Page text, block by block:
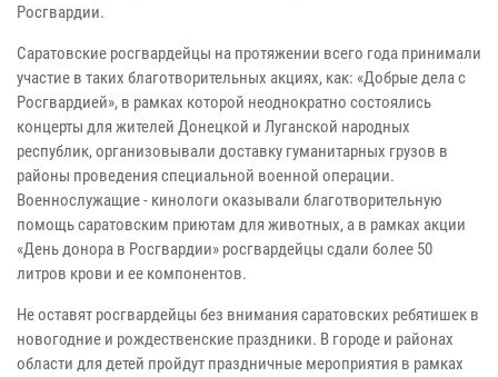
Росгвардии.
Саратовские росгвардейцы на протяжении всего года принимали
участие в таких благотворительных акциях, как: «Добрые дела с
Росгвардией», в рамках которой неоднократно состоялись
концерты для жителей Донецкой и Луганской народных
республик, организовывали доставку гуманитарных грузов в
районы проведения специальной военной операции.
Военнослужащие - кинологи оказывали благотворительную
помощь саратовским приютам для животных, а в рамках акции
«День донора в Росгвардии» росгвардейцы сдали более 50
литров крови и ее компонентов.
Не оставят росгвардейцы без внимания саратовских ребятишек в
новогодние и рождественские праздники. В городе и районах
области для детей пройдут праздничные мероприятия в рамках